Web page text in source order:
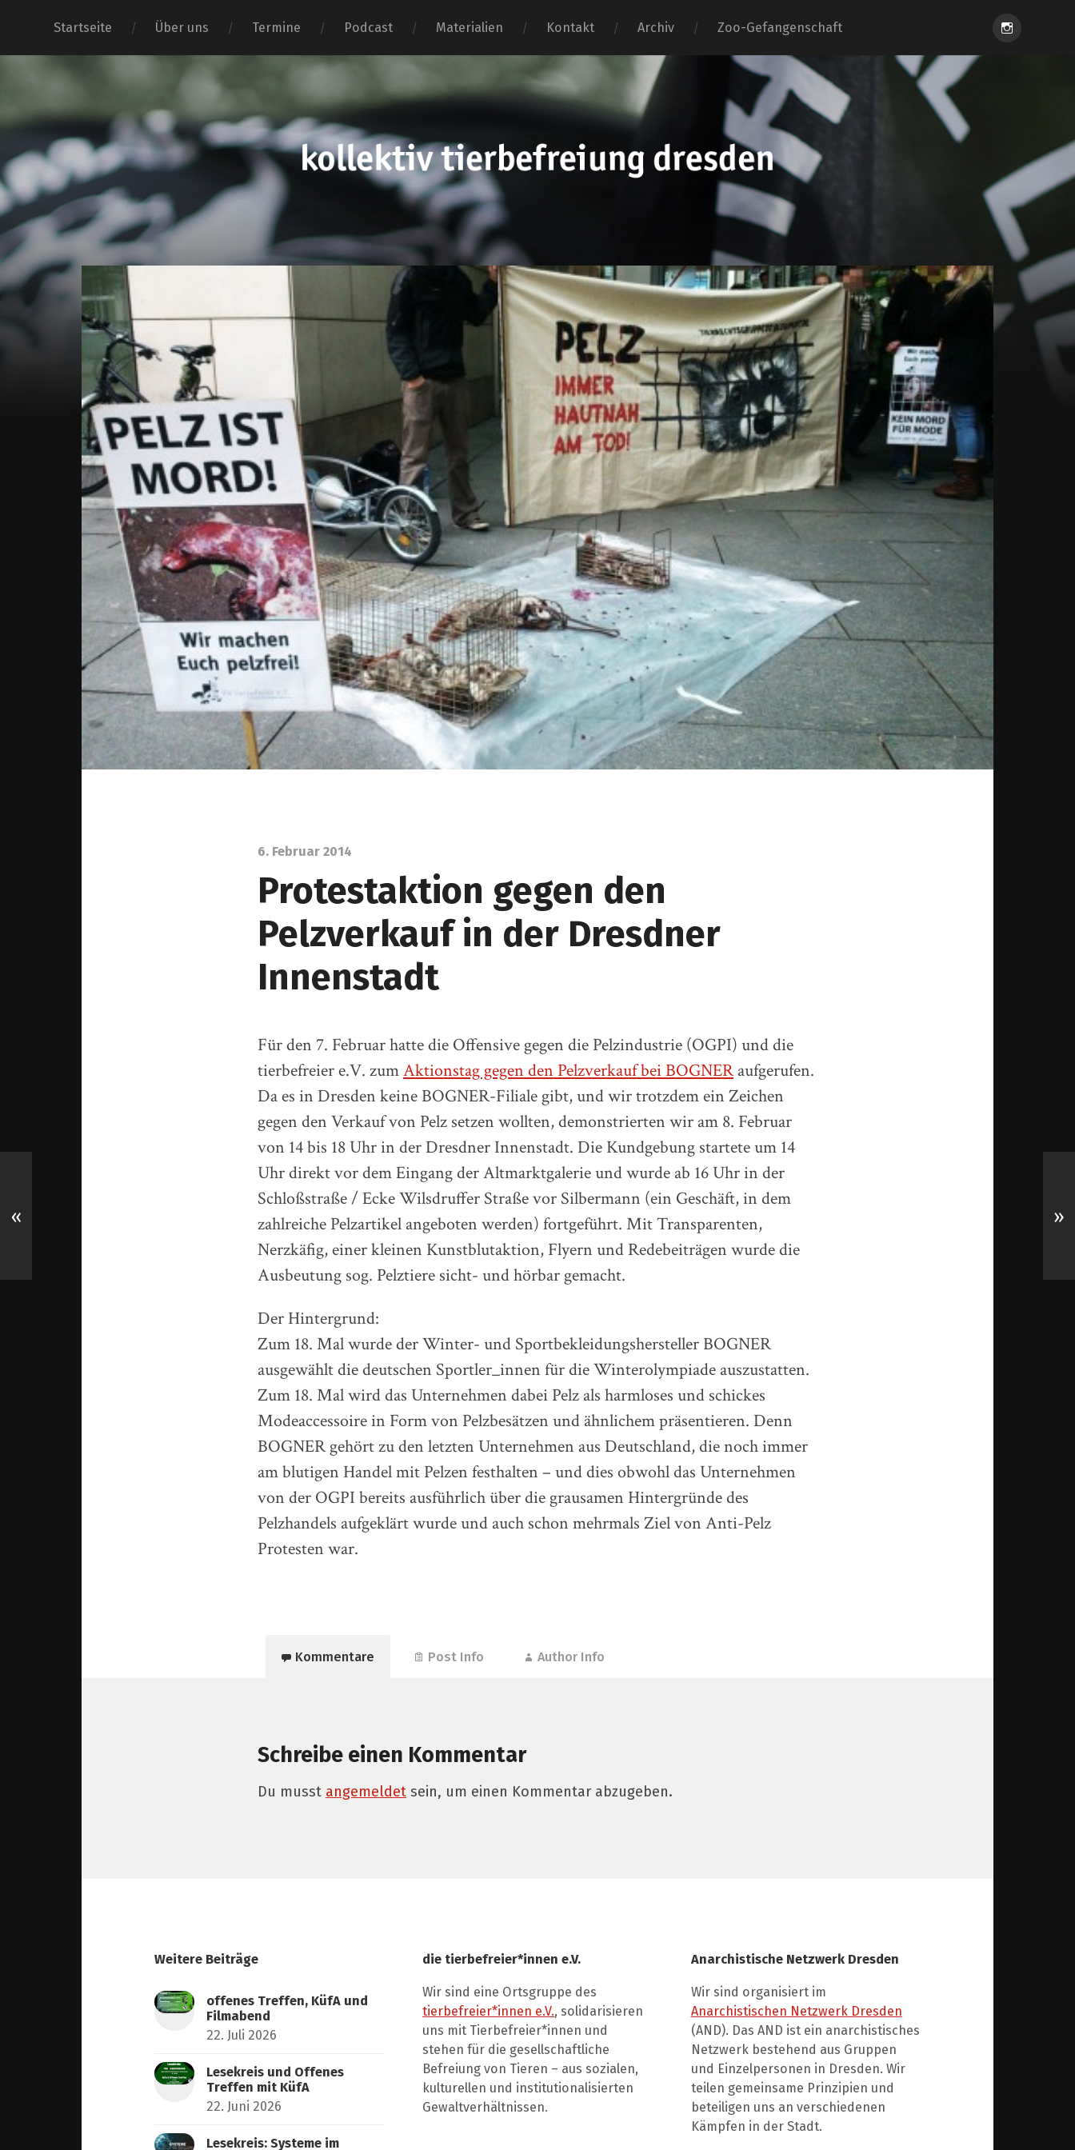
Startseite Über uns Termine Podcast Materialien Kontakt Archiv Zoo-Gefangenschaft Instagram
tierbefreiung
dresden
6. Februar 2014
Protestaktion gegen den
Pelzverkauf in der Dresdner
Innenstadt
Für den 7. Februar hatte die Offensive gegen die Pelzindustrie (OGPI) und die
tierbefreier e.V. zumAktionstag gegen den Pelzverkauf bei BOGNERaufgerufen.
Da es in Dresden keine BOGNER-Filiale gibt, und wir trotzdem ein Zeichen
gegen den Verkauf von Pelz setzen wollten, demonstrierten wir am 8. Februar
von 14 bis 18 Uhr in der Dresdner Innenstadt. Die Kundgebung startete um 14
Uhr direkt vor dem Eingang der Altmarktgalerie und wurde ab 16 Uhr in der
Schloßstraße / Ecke Wilsdruffer Straße vor Silbermann (ein Geschäft, in dem
zahlreiche Pelzartikel angeboten werden) fortgeführt. Mit Transparenten,
Nerzkäfig, einer kleinen Kunstblutaktion, Flyern und Redebeiträgen wurde die
Ausbeutung sog. Pelztiere sicht- und hörbar gemacht.
Der Hintergrund:
Zum 18. Mal wurde der Winter- und Sportbekleidungshersteller BOGNER
ausgewählt die deutschen Sportler_innen für die Winterolympiade auszustatten.
Zum 18. Mal wird das Unternehmen dabei Pelz als harmloses und schickes
Modeaccessoire in Form von Pelzbesätzen und ähnlichem präsentieren. Denn
BOGNER gehört zu den letzten Unternehmen aus Deutschland, die noch immer
am blutigen Handel mit Pelzen festhalten – und dies obwohl das Unternehmen
von der OGPI bereits ausführlich über die grausamen Hintergründe des
Pelzhandels aufgeklärt wurde und auch schon mehrmals Ziel von Anti-Pelz
Protesten war.
Kommentare Post Info Author Info
Schreibe einen Kommentar
Du musst angemeldet sein, um einen Kommentar abzugeben.
« »
Weitere Beiträge
offenes Treffen, KüfA und
Filmabend
22. Juli 2026
Lesekreis und Offenes
Treffen mit KüfA
22. Juni 2026
Lesekreis: Systeme im
die tierbefreier*innen e.V.
Wir sind eine Ortsgruppe des
tierbefreier*innen e.V., solidarisieren
uns mit Tierbefreier*innen und
stehen für die gesellschaftliche
Befreiung von Tieren – aus sozialen,
kulturellen und institutionalisierten
Gewaltverhältnissen.
Anarchistische Netzwerk Dresden
Wir sind organisiert im
Anarchistischen Netzwerk Dresden
(AND). Das AND ist ein anarchistisches
Netzwerk bestehend aus Gruppen
und Einzelpersonen in Dresden. Wir
teilen gemeinsame Prinzipien und
beteiligen uns an verschiedenen
Kämpfen in der Stadt.